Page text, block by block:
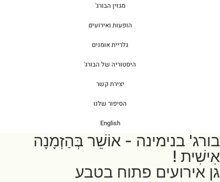
מגזין הבורג'
הופעות ואירועים
גלריית אומנים
היסטוריה של הבורג'
יצירת קשר
הסיפור שלנו
English
בורג' בנימינה - אוֹשֵׁר בְּהַזְמָנָה
אִישִׁית !
גן אירועים פתוח בטבע